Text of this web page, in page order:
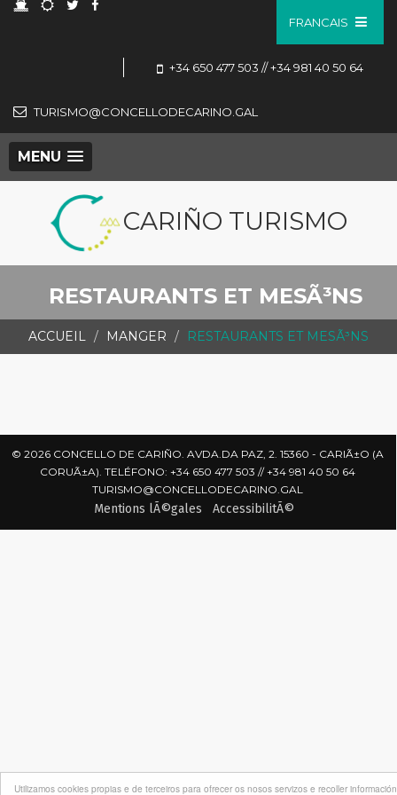
Utilizamos cookies propias e de terceiros para ofrecer os nosos servizos e recoller información
FRANCAIS
+34 650 477 503 // +34 981 40 50 64
TURISMO@CONCELLODECARINO.GAL
MENU
CARIÑO TURISMO
RESTAURANTS ET MESÃ³NS
ACCUEIL MANGER RESTAURANTS ET MESÃ³NS
© 2026 CONCELLO DE CARIÑO. AVDA.DA PAZ, 2. 15360 - CARIÃ±O (A
CORUÃ±A). TELÉFONO: +34 650 477 503 // +34 981 40 50 64
TURISMO@CONCELLODECARINO.GAL
Mentions lÃ©gales AccessibilitÃ©